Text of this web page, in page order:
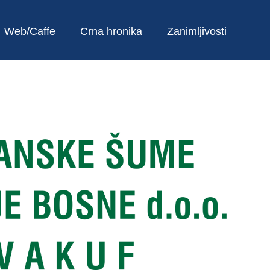
Web/Caffe Crna hronika Zanimljivosti